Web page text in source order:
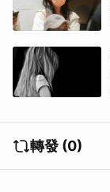
轉發 (0)